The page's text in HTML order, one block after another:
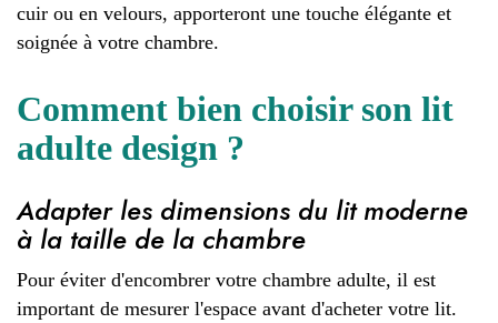
cuir ou en velours, apporteront une touche élégante et
soignée à votre chambre.
Comment bien choisir son lit
adulte design ?
Adapter les dimensions du lit moderne
à la taille de la chambre
Pour éviter d'encombrer votre chambre adulte, il est
important de mesurer l'espace avant d'acheter votre lit.